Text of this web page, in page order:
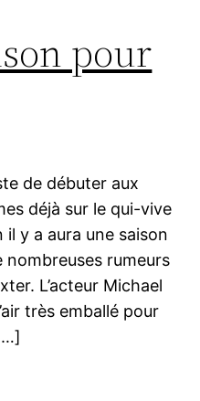
pour
de débuter aux
déjà sur le qui-vive
y a aura une saison
rumeurs
L’acteur Michael
très emballé pour